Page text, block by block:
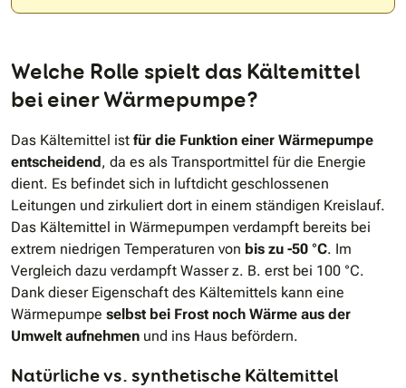
Welche Rolle spielt das Kältemittel
bei einer Wärmepumpe?
Das Kältemittel ist für die Funktion einer Wärmepumpe
entscheidend, da es als Transportmittel für die Energie
dient. Es befindet sich in luftdicht geschlossenen
Leitungen und zirkuliert dort in einem ständigen Kreislauf.
Das Kältemittel in Wärmepumpen verdampft bereits bei
extrem niedrigen Temperaturen von bis zu -50 °C. Im
Vergleich dazu verdampft Wasser z. B. erst bei 100 °C.
Dank dieser Eigenschaft des Kältemittels kann eine
Wärmepumpe selbst bei Frost noch Wärme aus der
Umwelt aufnehmen und ins Haus befördern.
Natürliche vs. synthetische Kältemittel